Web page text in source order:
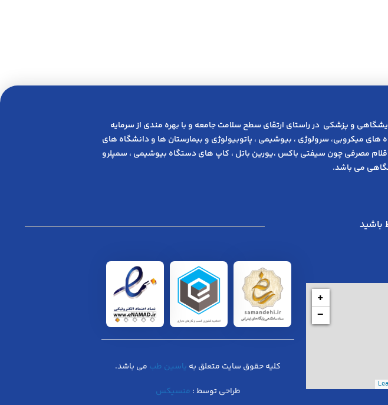
و پزشکی در راﺳﺘﺎی ارﺗﻘﺎی ﺳﻄﺢ ﺳﻼﻣﺖ ﺟﺎﻣﻌﻪ و ﺑﺎ ﺑﻬﺮه ﻣﻨﺪی از ﺳﺮﻣﺎﯾﻪ
های میکروبی، ﺳﺮوﻟﻮژی ، ﺑﯿﻮﺷﯿﻤﯽ ، پاتوبیولوژی و بیمارستان ها و دانشگاه های
مصرفی چون سیفتی باکس ،یورین باتل ، کاپ های دستگاه بیوشیمی ، سمپلرو
می باشد.
باشید
+
−
کلیه حقوق سایت متعلق به یاسین طب می باشد.
طراحی توسط : منسیکس